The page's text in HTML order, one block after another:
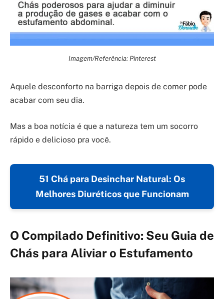
Imagem/Referência: Pinterest
Aquele desconforto na barriga depois de comer pode
acabar com seu dia.
Mas a boa notícia é que a natureza tem um socorro
rápido e delicioso pra você.
51 Chá para Desinchar Natural: Os
Melhores Diuréticos que Funcionam
O Compilado Definitivo: Seu Guia de
Chás para Aliviar o Estufamento